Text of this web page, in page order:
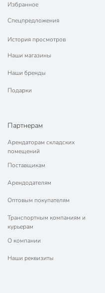
Избранное
Спецпредложения
История просмотров
Наши магазины
Наши бренды
Подарки
Партнерам
Арендаторам складских
помещений
Поставщикам
Арендодателям
Оптовым покупателям
Транспортным компаниям и
курьерам
О компании
Наши реквизиты